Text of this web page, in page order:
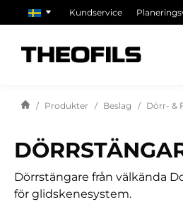
Kundservice
Produkter Beslag Dörr- &
Dörrstängare från välkända
för glidskenesystem.